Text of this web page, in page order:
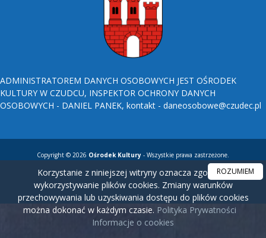
ADMINISTRATOREM DANYCH OSOBOWYCH JEST OŚRODEK
KULTURY W CZUDCU, INSPEKTOR OCHRONY DANYCH
OSOBOWYCH - DANIEL PANEK, kontakt - daneosobowe@czudec.pl
Copyright © 2026 Ośrodek Kultury - Wszystkie prawa zastrzeżone.
Korzystanie z niniejszej witryny oznacza zgodę na
wykorzystywanie plików cookies. Zmiany warunków
przechowywania lub uzyskiwania dostępu do plików cookies
można dokonać w każdym czasie. Polityka Prywatności
Informacje o cookies
ROZUMIEM